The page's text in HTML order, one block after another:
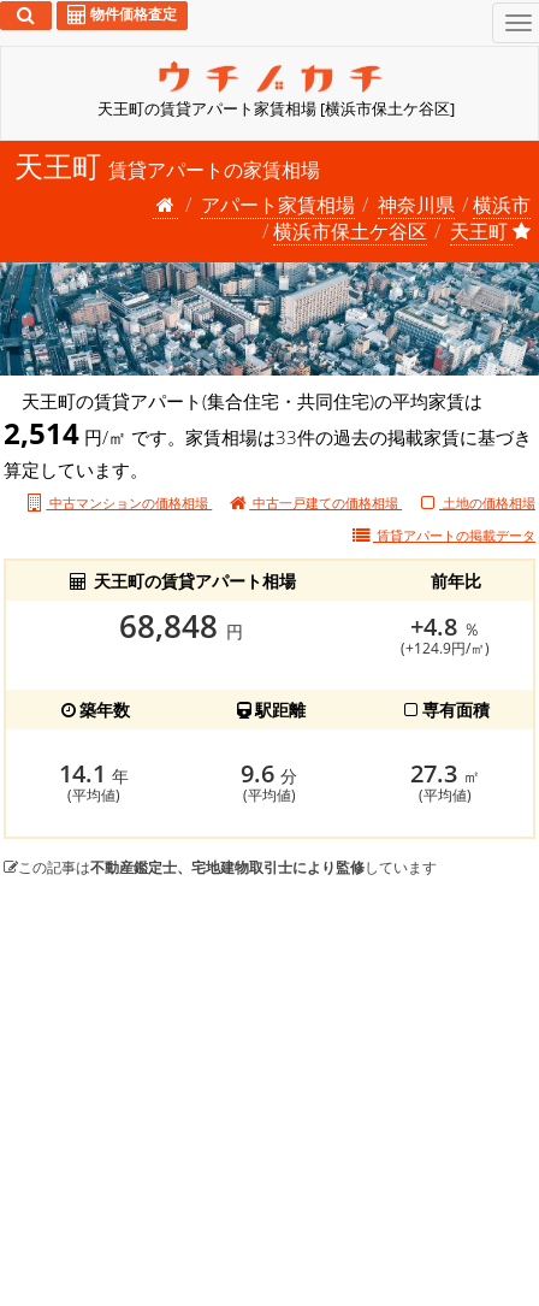
天王町の賃貸アパート家賃相場 [横浜市保土ケ谷区]
物件価格査定
天王町 賃貸アパートの家賃相場
アパート家賃相場
神奈川県
横浜市
横浜市保土ケ谷区
天王町
天王町の賃貸アパート(集合住宅・共同住宅)の平均家賃は
2,514 円/㎡ です。家賃相場は33件の過去の掲載家賃に基づき
算定しています。
中古マンションの価格相場 中古一戸建ての価格相場
土地の価格相場
賃貸アパートの掲載データ
天王町の賃貸アパート相場 前年比
68,848 円 +4.8 ％
(+124.9円/㎡)
築年数 駅距離 専有面積
14.1 年
(平均値)
9.6分
(平均値)
27.3 ㎡
(平均値)
この記事は不動産鑑定士、宅地建物取引士により監修しています